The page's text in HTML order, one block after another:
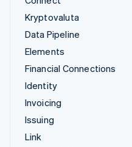
Kryptovaluta
Data Pipeline
Elements
Financial Connections
Identity
Invoicing
Issuing
Link